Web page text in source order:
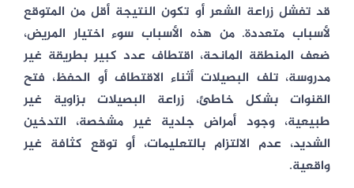
قد تفشل زراعة الشعر أو تكون النتيجة أقل من المتوقع
لأسباب متعددة. من هذه الأسباب سوء اختيار المريض،
ضعف المنطقة المانحة، اقتطاف عدد كبير بطريقة غير
مدروسة، تلف البصيلات أثناء الاقتطاف أو الحفظ، فتح
القنوات بشكل خاطئ، زراعة البصيلات بزاوية غير
طبيعية، وجود أمراض جلدية غير مشخصة، التدخين
الشديد، عدم الالتزام بالتعليمات، أو توقع كثافة غير
واقعية.